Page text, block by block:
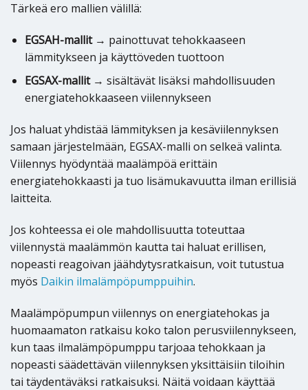
Tärkeä ero mallien välillä:
EGSAH-mallit→ painottuvat tehokkaaseen
lämmitykseen ja käyttöveden tuottoon
EGSAX-mallit→ sisältävät lisäksi mahdollisuuden
energiatehokkaaseen viilennykseen
Jos haluat yhdistää lämmityksen ja kesäviilennyksen
samaan järjestelmään, EGSAX-malli on selkeä valinta.
Viilennys hyödyntää maalämpöä erittäin
energiatehokkaasti ja tuo lisämukavuutta ilman erillisiä
laitteita.
Jos kohteessa ei ole mahdollisuutta toteuttaa
viilennystä maalämmön kautta tai haluat erillisen,
nopeasti reagoivan jäähdytysratkaisun, voit tutustua
myös Daikin ilmalämpöpumppuihin.
Maalämpöpumpun viilennys on energiatehokas ja
huomaamaton ratkaisu koko talon perusviilennykseen,
kun taas ilmalämpöpumppu tarjoaa tehokkaan ja
nopeasti säädettävän viilennyksen yksittäisiin tiloihin
tai täydentäväksi ratkaisuksi. Näitä voidaan käyttää